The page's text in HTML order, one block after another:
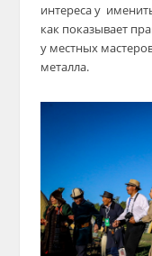
интереса у
как показывает
у местных
металла.